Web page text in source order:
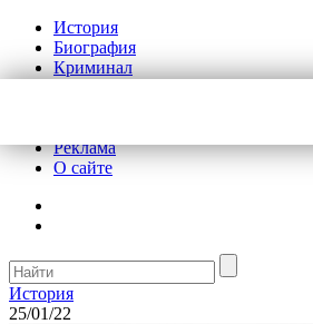
История
Биография
Криминал
Реклама
О сайте
История
25/01/22